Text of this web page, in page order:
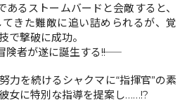
コミックパルフェ
コミックエッセイ
閉じる
るストームバードと会敵すると、
きた難敵に追い詰められるが、覚
で撃破に成功。
者が遂に誕生する――!!
力を続けるシャクマに“指揮官”の素
女に特別な指導を提案し……!?